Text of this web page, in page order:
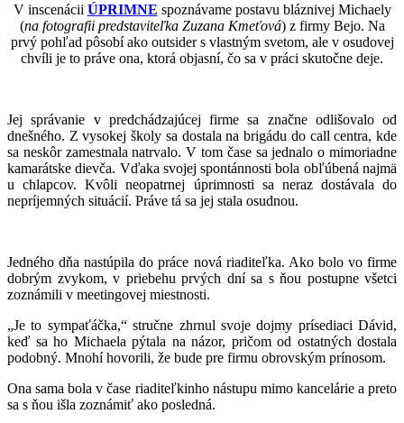
V inscenácii ÚPRIMNE spoznávame postavu bláznivej Michaely
(na fotografii predstaviteľka Zuzana Kmeťová) z firmy Bejo. Na
prvý pohľad pôsobí ako outsider s vlastným svetom, ale v osudovej
chvíli je to práve ona, ktorá objasní, čo sa v práci skutočne deje.
Jej správanie v predchádzajúcej firme sa značne odlišovalo od
dnešného. Z vysokej školy sa dostala na brigádu do call centra, kde
sa neskôr zamestnala natrvalo. V tom čase sa jednalo o mimoriadne
kamarátske dievča. Vďaka svojej spontánnosti bola obľúbená najmä
u chlapcov. Kvôli neopatrnej úprimnosti sa neraz dostávala do
nepríjemných situácií. Práve tá sa jej stala osudnou.
Jedného dňa nastúpila do práce nová riaditeľka. Ako bolo vo firme
dobrým zvykom, v priebehu prvých dní sa s ňou postupne všetci
zoznámili v meetingovej miestnosti.
„Je to sympaťáčka,“ stručne zhrnul svoje dojmy prísediaci Dávid,
keď sa ho Michaela pýtala na názor, pričom od ostatných dostala
podobný. Mnohí hovorili, že bude pre firmu obrovským prínosom.
Ona sama bola v čase riaditeľkinho nástupu mimo kancelárie a preto
sa s ňou išla zoznámiť ako posledná.